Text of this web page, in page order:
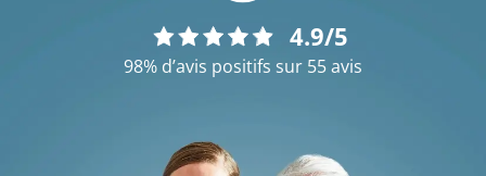
4.9/5
98% d’avis positifs sur 55 avis